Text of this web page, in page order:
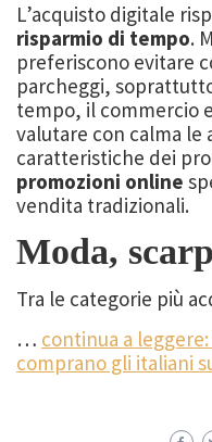
L’acquisto digitale
risparmio di tempo.
preferiscono evitare
parcheggi,
tempo, il commercio
valutare con calma
caratteristiche dei
promozioni online
vendita tradizionali.
Moda,
Tra le categorie più
… continua a
comprano gli italiani